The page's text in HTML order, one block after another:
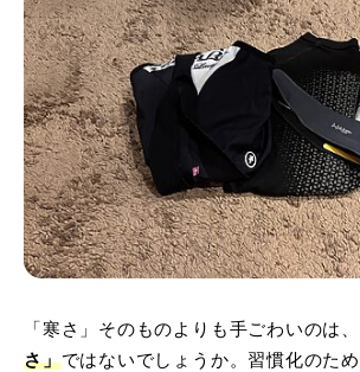
「寒さ」そのものよりも手ごわいのは、
さ」ではないでしょうか。習慣化のた